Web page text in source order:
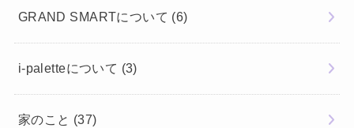
GRAND SMARTについて (6)
i-paletteについて (3)
家のこと (37)